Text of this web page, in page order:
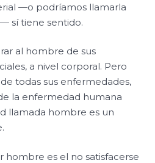
—o podríamos llamarla
sí tiene sentido.
al hombre de sus
a nivel corporal. Pero
todas sus enfermedades,
la enfermedad humana
llamada hombre es un
hombre es el no satisfacerse